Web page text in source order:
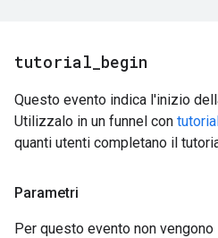
tutorial begin
Questo evento indica l'inizio
Utilizzalo in un funnel con
quanti utenti completano il
Parametri
Per questo evento non